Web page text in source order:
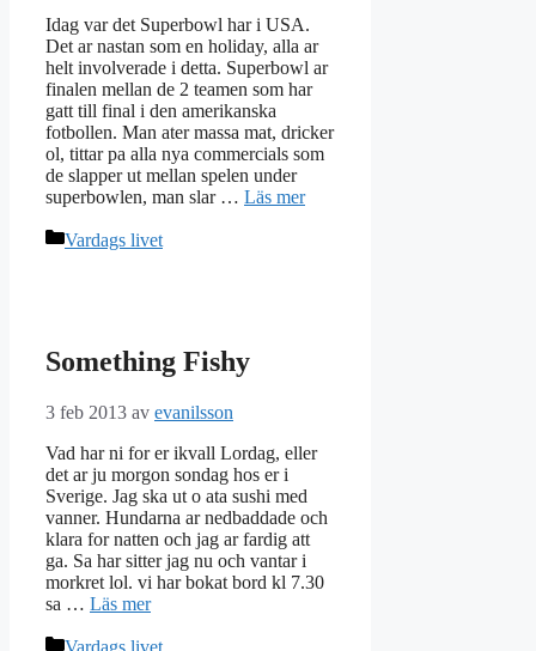
Idag var det Superbowl har i USA.
Det ar nastan som en holiday, alla ar
helt involverade i detta. Superbowl ar
finalen mellan de 2 teamen som har
gatt till final i den amerikanska
fotbollen. Man ater massa mat, dricker
ol, tittar pa alla nya commercials som
de slapper ut mellan spelen under
superbowlen, man slar … Läs mer
Kategorier
Vardags livet
Something Fishy
3 feb 2013 av evanilsson
Vad har ni for er ikvall Lordag, eller
det ar ju morgon sondag hos er i
Sverige. Jag ska ut o ata sushi med
vanner. Hundarna ar nedbaddade och
klara for natten och jag ar fardig att
ga. Sa har sitter jag nu och vantar i
morkret lol. vi har bokat bord kl 7.30
sa … Läs mer
Kategorier